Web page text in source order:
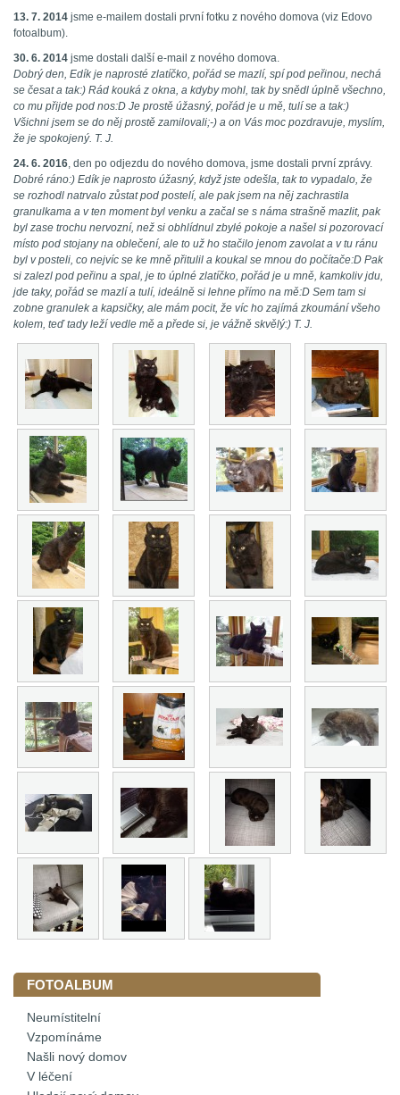
13. 7. 2014 jsme e-mailem dostali první fotku z nového domova (viz Edovo
fotoalbum).
30. 6. 2014 jsme dostali další e-mail z nového domova.
Dobrý den, Edík je naprosté zlatíčko, pořád se mazlí, spí pod peřinou, nechá
se česat a tak:) Rád kouká z okna, a kdyby mohl, tak by snědl úplně všechno,
co mu přijde pod nos:D Je prostě úžasný, pořád je u mě, tulí se a tak:)
Všichni jsem se do něj prostě zamilovali;-) a on Vás moc pozdravuje, myslím,
že je spokojený. T. J.
24. 6. 2016, den po odjezdu do nového domova, jsme dostali první zprávy.
Dobré ráno:) Edík je naprosto úžasný, když jste odešla, tak to vypadalo, že
se rozhodl natrvalo zůstat pod postelí, ale pak jsem na něj zachrastila
granulkama a v ten moment byl venku a začal se s náma strašně mazlit, pak
byl zase trochu nervozní, než si obhlídnul zbylé pokoje a našel si pozorovací
místo pod stojany na oblečení, ale to už ho stačilo jenom zavolat a v tu ránu
byl v posteli, co nejvíc se ke mně přitulil a koukal se mnou do počítače:D Pak
si zalezl pod peřinu a spal, je to úplné zlatíčko, pořád je u mně, kamkoliv jdu,
jde taky, pořád se mazlí a tulí, ideálně si lehne přímo na mě:D Sem tam si
zobne granulek a kapsičky, ale mám pocit, že víc ho zajímá zkoumání všeho
kolem, teď tady leží vedle mě a přede si, je vážně skvělý:) T. J.
FOTOALBUM
Neumístitelní
Vzpomínáme
Našli nový domov
V léčení